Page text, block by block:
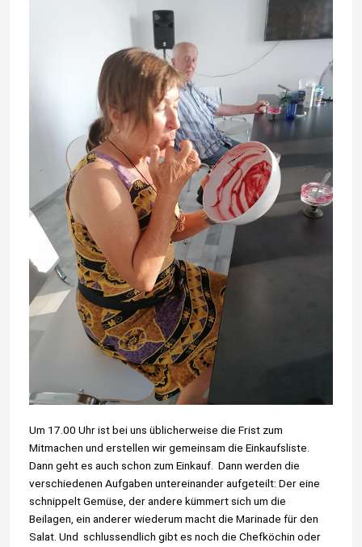
Um 17.00 Uhr ist bei uns üblicherweise die Frist zum
Mitmachen und erstellen wir gemeinsam die Einkaufsliste.
Dann geht es auch schon zum Einkauf. Dann werden die
verschiedenen Aufgaben untereinander aufgeteilt: Der eine
schnippelt Gemüse, der andere kümmert sich um die
Beilagen, ein anderer wiederum macht die Marinade für den
Salat. Und schlussendlich gibt es noch die Chefköchin oder